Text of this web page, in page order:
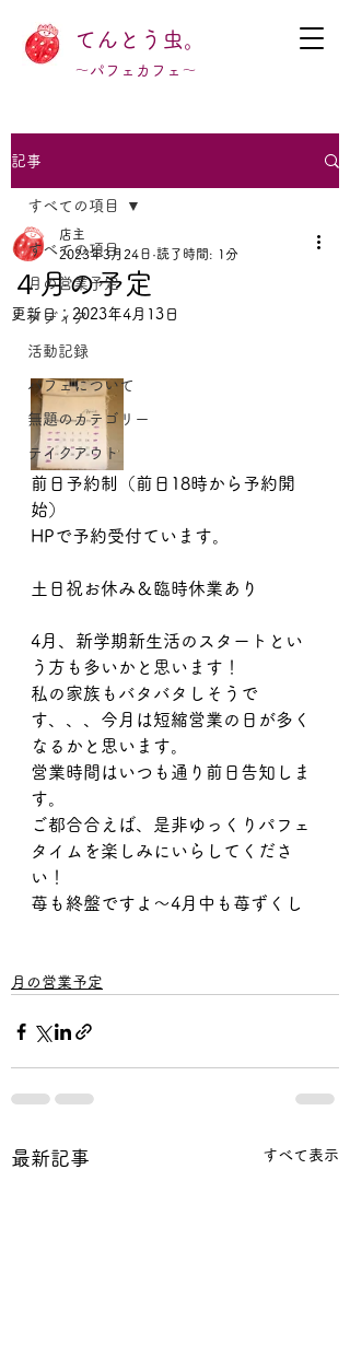
てんとう虫。
～パフェカフェ～
記事
すべての項目
月の営業予定
メディア
活動記録
パフェについて
無題のカテゴリー
テイクアウト
すべての項目
４月の予定
店主
2023年3月24日 読了時間: 1分
更新日： 2023年4月13日
前日予約制（前日18時から予約開
始）
HPで予約受付ています。
土日祝お休み＆臨時休業あり
4月、新学期新生活のスタートとい
う方も多いかと思います！
私の家族もバタバタしそうで
す、、、今月は短縮営業の日が多く
なるかと思います。
営業時間はいつも通り前日告知しま
す。
ご都合合えば、是非ゆっくりパフェ
タイムを楽しみにいらしてくださ
い！
苺も終盤ですよ〜4月中も苺ずくし
月の営業予定
最新記事 すべて表示